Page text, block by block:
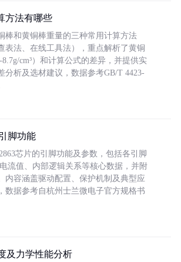
方法有哪些
棒和黄铜棒重量的三种常用计算方法
表法、在线工具法），重点解析了黄铜
cm³）和计算公式的差异，并提供实
分析及选材建议，数据参考GB/T 4423-
脚功能
芯片的引脚功能及参数，包括各引脚
流值、内部逻辑关系等核心数据，并附
内容涵盖驱动配置、保护机制及典型应
数据参考自杭州士兰微电子官方规格书
及力学性能分析